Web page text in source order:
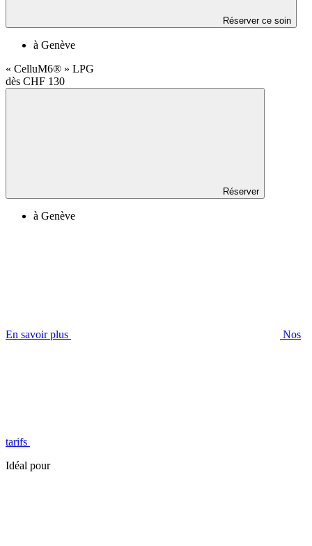
Réserver ce soin
à Genève
« CelluM6® » LPG
dès CHF 130
Réserver
à Genève
En savoir plus Nos
tarifs
Idéal pour